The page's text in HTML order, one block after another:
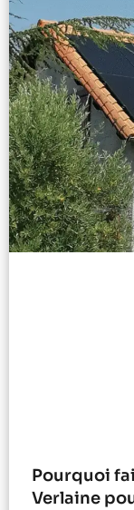
Pourquoi
Verlaine